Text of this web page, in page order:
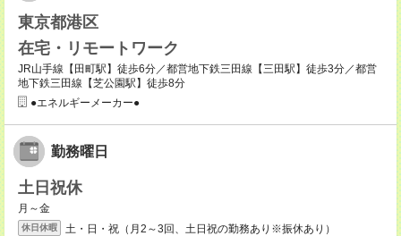
東京都港区
在宅・リモートワーク
JR山手線【田町駅】徒歩6分／都営地下鉄三田線【三田駅】徒歩3分／都営
地下鉄三田線【芝公園駅】徒歩8分
●エネルギーメーカー●
勤務曜日
土日祝休
月～金
休日休暇 土・日・祝（月2～3回、土日祝の勤務あり※振休あり）